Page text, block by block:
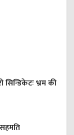
सिन्डिकेटः भ्रम की